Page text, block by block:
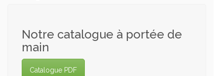
Notre catalogue à portée de
main
Catalogue PDF